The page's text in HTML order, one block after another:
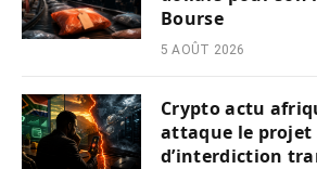
Bourse
5 AOÛT 2026
Crypto actu
attaque le projet
d’interdiction